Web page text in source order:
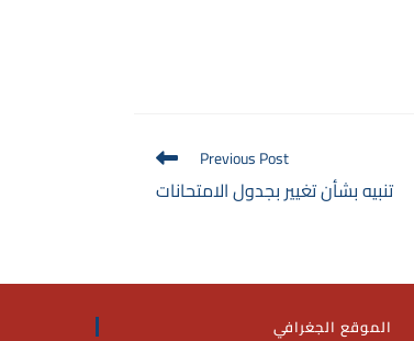
Read
more
articles
Previous Post
تنبيه بشأن تغيير بجدول الامتحانات
الموقع الجغرافي